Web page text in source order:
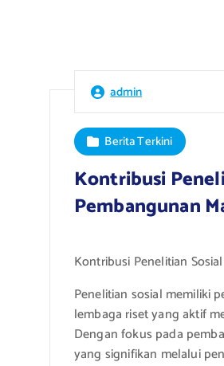
admin
Berita Terkini
Kontribusi
Pembangunan
Kontribusi Penelitian
Penelitian sosial memiliki
lembaga riset yang aktif
Dengan fokus pada
yang signifikan melalui